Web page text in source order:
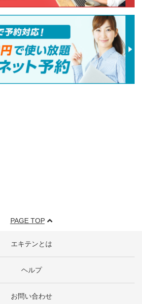
PAGE TOP
エキテンとは
ヘルプ
お問い合わせ